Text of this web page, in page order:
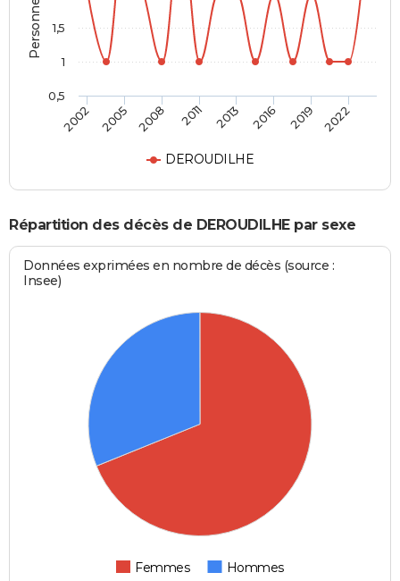
DEROUDILHE
2002 2005 2008 2011 2013 2016 2019 2022
0,5
1
1,5
Répartition des décès de DEROUDILHE par sexe
Données exprimées en nombre de décès (source :
Insee)
Femmes Hommes